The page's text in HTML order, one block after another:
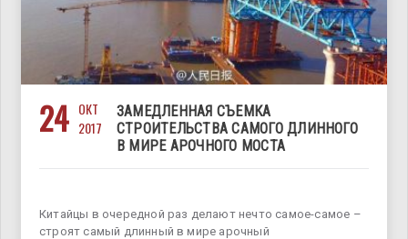
24 ОКТ
2017
ЗАМЕДЛЕННАЯ СЪЕМКА
СТРОИТЕЛЬСТВА САМОГО ДЛИННОГО
В МИРЕ АРОЧНОГО МОСТА
Китайцы в очередной раз делают нечто самое-самое –
строят самый длинный в мире арочный